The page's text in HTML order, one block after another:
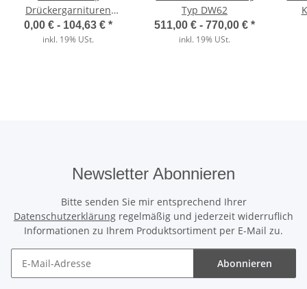
Der direkte Vergleich
Ausgeschäumte Profile
✓
Normale Billig-Rolltore ✕
Drückergarnituren
Kurzschild in Edelstahl |
Aluminium | Kunststoff
0,00 € - 104,63 € *
inkl. 19% USt.
Typ DW62
511,00 € - 770,00 € *
inkl. 19% USt.
Newsletter Abonnieren
Bitte senden Sie mir entsprechend Ihrer
Datenschutzerklärung regelmäßig und jederzeit widerruflich
Informationen zu Ihrem Produktsortiment per E-Mail zu.
Abonnieren